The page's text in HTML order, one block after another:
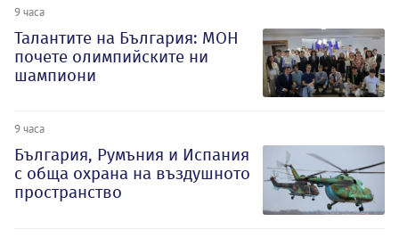
9 часа
Талантите на България: МОН
почете олимпийските ни
шампиони
9 часа
България, Румъния и Испания
с обща охрана на въздушното
пространство